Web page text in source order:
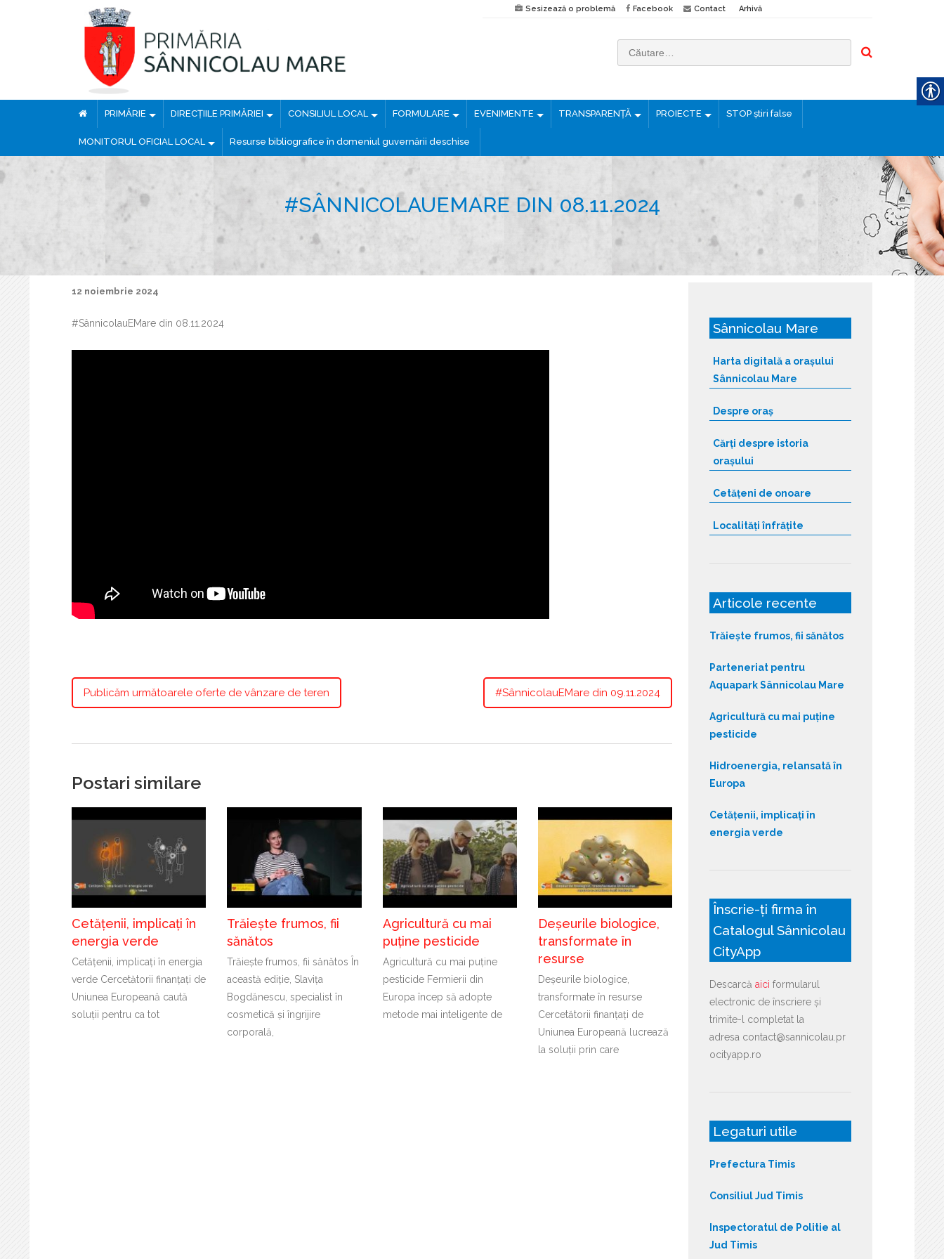
Sesizează o problemă Facebook Contact Arhivă
t
ă
PRIMĂRIE DIRECȚIILE PRIMĂRIEI CONSILIUL LOCAL FORMULARE EVENIMENTE TRANSPARENȚĂ PROIECTE STOP știri false
MONITORUL OFICIAL LOCAL Resurse bibliografice în domeniul guvernării deschise
#SÂNNICOLAUEMARE DIN 08.11.2024
12 noiembrie 2024
#SânnicolauEMare din 08.11.2024
Publicăm următoarele oferte de vânzare de teren #SânnicolauEMare din 09.11.2024
Postari similare
Cetățenii, implicați în
energia verde
Cetățenii, implicați în energia
verde Cercetătorii finanțați de
Uniunea Europeană caută
soluții pentru ca tot
Trăiește frumos, fii
sănătos
Trăiește frumos, fii sănătos În
această ediție, Slavița
Bogdănescu, specialist în
cosmetică și îngrijire
corporală,
Agricultură cu mai
puține pesticide
Agricultură cu mai puține
pesticide Fermierii din
Europa încep să adopte
metode mai inteligente de
Deșeurile biologice,
transformate în
resurse
Deșeurile biologice,
transformate în resurse
Cercetătorii finanțați de
Uniunea Europeană lucrează
la soluții prin care
Sânnicolau Mare
Harta digitală a orașului
Sânnicolau Mare
Despre oraș
Cărți despre istoria
orașului
Cetățeni de onoare
Localități înfrățite
Articole recente
Trăiește frumos, fii sănătos
Parteneriat pentru
Aquapark Sânnicolau Mare
Agricultură cu mai puține
pesticide
Hidroenergia, relansată în
Europa
Cetățenii, implicați în
energia verde
Înscrie-ți firma în
Catalogul Sânnicolau
CityApp
Descarcă aici formularul
electronic de înscriere și
trimite-l completat la
adresa contact@sannicolau.pr
ocityapp.ro
Legaturi utile
Prefectura Timis
Consiliul Jud Timis
Inspectoratul de Politie al
Jud Timis